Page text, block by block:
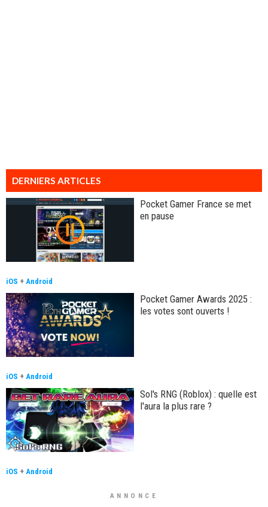
DERNIERS ARTICLES
Pocket Gamer France se met
en pause
iOS + Android
Pocket Gamer Awards 2025 :
les votes sont ouverts !
iOS + Android
Sol's RNG (Roblox) : quelle est
l'aura la plus rare ?
iOS + Android
ANNONCE